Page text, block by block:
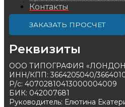
Контакты
ЗАКАЗАТЬ ПРОСЧЕТ
Реквизиты
ООО ТИПОГРАФИЯ
ИНН/КПП: 3664205040/
Р/с: 40702810413000004009
БИК: 042007681
Руководитель: Елютина